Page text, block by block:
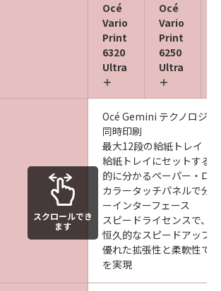
Océ
Vario
Print
6320
Ultra
＋
Océ
Vario
Print
6250
Ultra
＋
Océ Gemini テクノロジ
同時印刷
最大12段の給紙トレイ
給紙トレイにセットする
的に分かるペーパー・ロ
カラータッチパネルで分
ーインターフェース
スピードライセンスで、1
恒久的なスピードアップ
優れた拡張性と柔軟性で
を実現
スクロールでき
ます